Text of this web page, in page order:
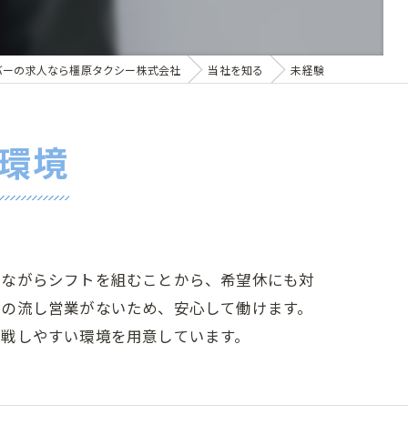
の求人なら橿原タクシー株式会社 当社を知る 未経験
境
がらシフトを組むことから、希望休にも対
し営業がないため、安心して働けます。
やすい環境を用意しています。